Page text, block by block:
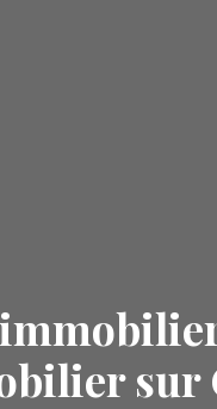
sur